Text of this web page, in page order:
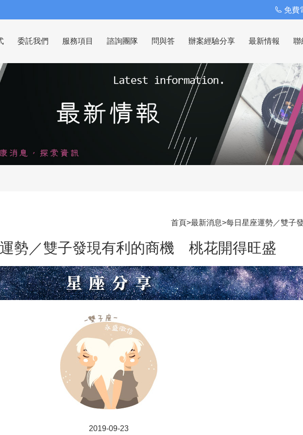
免費
委託我們 服務項目 諮詢團隊 問與答 辦案經驗分享 最新情報 聯
首頁>最新消息>每日星座運勢／雙子
勢／雙子發現有利的商機 桃花開得旺盛
2019-09-23